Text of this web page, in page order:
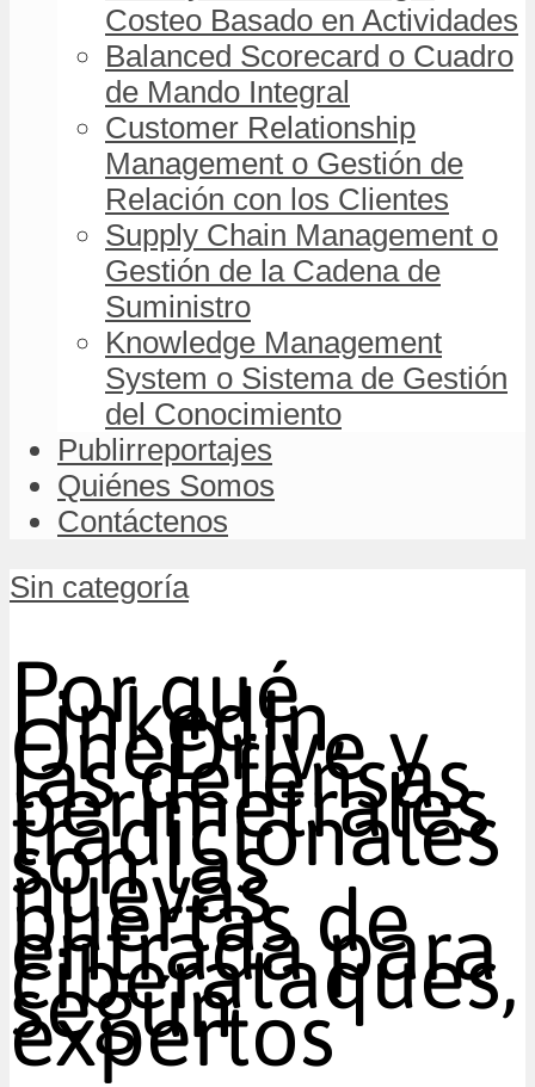
Costeo Basado en Actividades
Balanced Scorecard o Cuadro
de Mando Integral
Customer Relationship
Management o Gestión de
Relación con los Clientes
Supply Chain Management o
Gestión de la Cadena de
Suministro
Knowledge Management
System o Sistema de Gestión
del Conocimiento
Publirreportajes
Quiénes Somos
Contáctenos
Sin categoría
Por qué
LinkedIn,
OneDrive y
las defensas
perimetrales
tradicionales
son las
nuevas
puertas de
entrada para
ciberataques,
según
expertos